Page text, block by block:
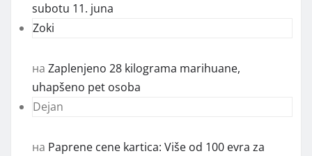
subotu 11. juna
Zoki
на Zaplenjeno 28 kilograma marihuane,
uhapšeno pet osoba
Dejan
на Paprene cene kartica: Više od 100 evra za